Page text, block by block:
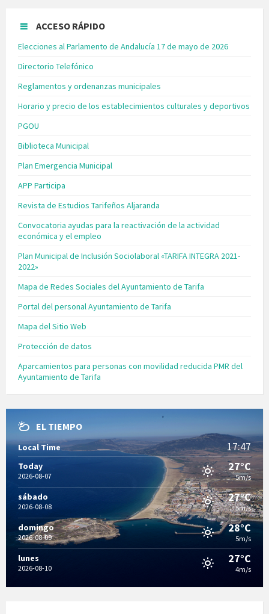
ACCESO RÁPIDO
Elecciones al Parlamento de Andalucía 17 de mayo de 2026
Directorio Telefónico
Reglamentos y ordenanzas municipales
Horario y precio de los establecimientos culturales y deportivos
PGOU
Biblioteca Municipal
Plan Emergencia Municipal
APP Participa
Revista de Estudios Tarifeños Aljaranda
Convocatoria ayudas para la reactivación de la actividad
económica y el empleo
Plan Municipal de Inclusión Sociolaboral «TARIFA INTEGRA 2021-
2022»
Mapa de Redes Sociales del Ayuntamiento de Tarifa
Portal del personal Ayuntamiento de Tarifa
Mapa del Sitio Web
Protección de datos
Aparcamientos para personas con movilidad reducida PMR del
Ayuntamiento de Tarifa
EL TIEMPO
Local Time 17:47
Today
2026-08-07
27°C
5m/s
sábado
2026-08-08
27°C
5m/s
domingo
2026-08-09
28°C
5m/s
lunes
2026-08-10
27°C
4m/s